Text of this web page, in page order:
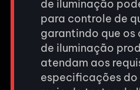
de iluminação
para controle de
garantindo que
de iluminação
atendam aos
especificações